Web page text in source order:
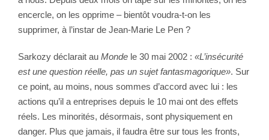
encercle, on les opprime – bientôt voudra-t-on les
supprimer, à l’instar de Jean-Marie Le Pen ?
Sarkozy déclarait au Monde le 30 mai 2002 : «L’insécurité
est une question réelle, pas un sujet fantasmagorique». Sur
ce point, au moins, nous sommes d’accord avec lui : les
actions qu’il a entreprises depuis le 10 mai ont des effets
réels. Les minorités, désormais, sont physiquement en
danger. Plus que jamais, il faudra être sur tous les fronts,